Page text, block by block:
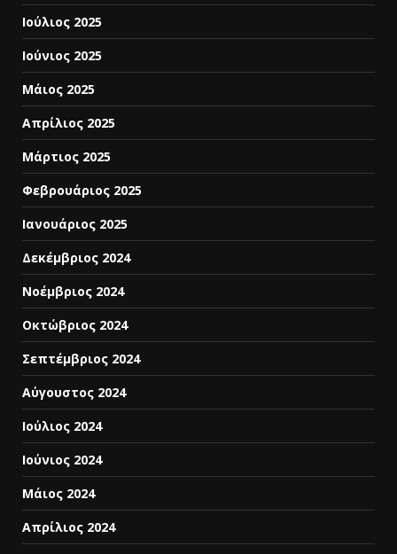
Ιούλιος 2025
Ιούνιος 2025
Μάιος 2025
Απρίλιος 2025
Μάρτιος 2025
Φεβρουάριος 2025
Ιανουάριος 2025
Δεκέμβριος 2024
Νοέμβριος 2024
Οκτώβριος 2024
Σεπτέμβριος 2024
Αύγουστος 2024
Ιούλιος 2024
Ιούνιος 2024
Μάιος 2024
Απρίλιος 2024